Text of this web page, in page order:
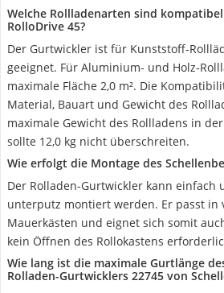
Welche Rollladenarten sind
RolloDrive 45?
Der Gurtwickler ist für Kunststoff-
geeignet. Für Aluminium- und Holz-
maximale Fläche 2,0 m². Die
Material, Bauart und Gewicht des
maximale Gewicht des Rollladens in
sollte 12,0 kg nicht überschreiten.
Wie erfolgt die Montage des
Der Rolladen-Gurtwickler kann einfach
unterputz montiert werden. Er passt in
Mauerkästen und eignet sich somit
kein Öffnen des Rollokastens
Wie lang ist die maximale Gurtlänge
Rolladen-Gurtwicklers 22745 von